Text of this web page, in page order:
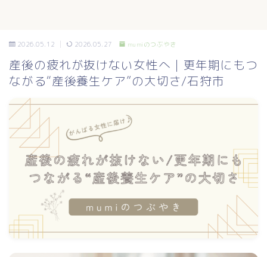
2026.05.12 2026.05.27 mumiのつぶやき
産後の疲れが抜けない女性へ｜更年期にもつ
ながる“産後養生ケア”の大切さ/石狩市